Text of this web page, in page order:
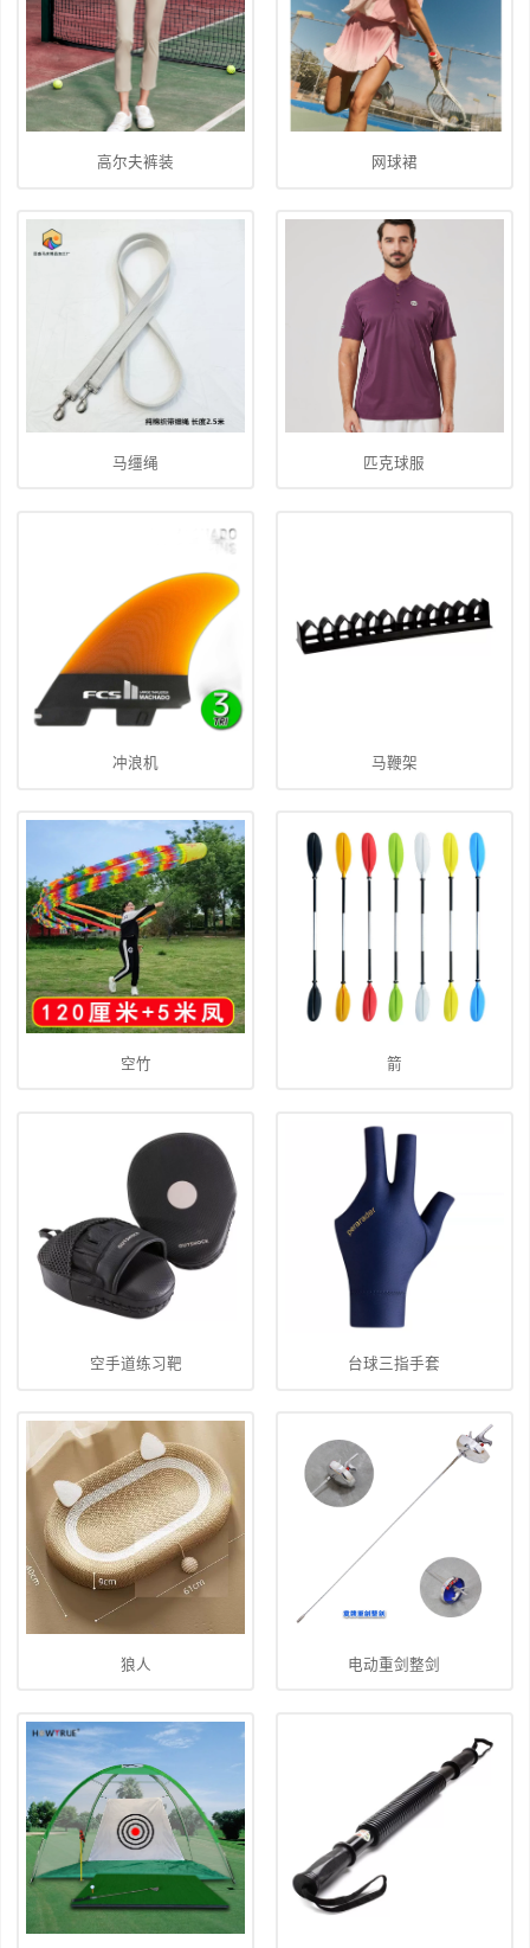
高尔夫裤装 网球裙
马缰绳 匹克球服
冲浪机 马鞭架
空竹 箭
空手道练习靶 台球三指手套
狼人 电动重剑整剑